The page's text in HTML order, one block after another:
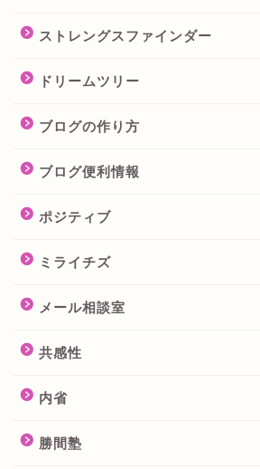
ストレングスファインダー
ドリームツリー
ブログの作り方
ブログ便利情報
ポジティブ
ミライチズ
メール相談室
共感性
内省
勝間塾